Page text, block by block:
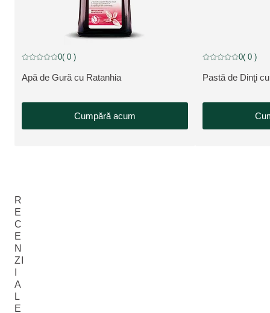
VEZI PRODUSUL:
Apă de Gură cu Ratanhia
Evaluare curentă: 0 din 5 stele evaluat de 0 clienți
0( 0 )
Cumpără acum
VEZI
Pastă de Dinţi
Evaluare curentă:
0( 0 )
R
E
C
E
N
ZI
A
L
E